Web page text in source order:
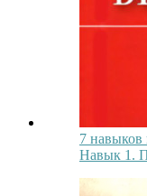
7
Навык 1.